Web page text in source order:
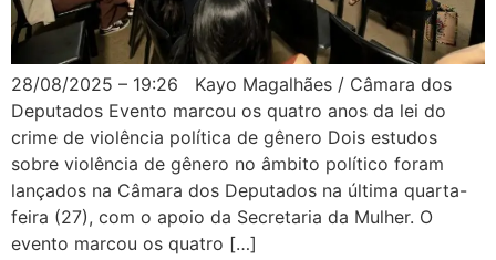
28/08/2025 – 19:26 Kayo Magalhães / Câmara dos
Deputados Evento marcou os quatro anos da lei do
crime de violência política de gênero Dois estudos
sobre violência de gênero no âmbito político foram
lançados na Câmara dos Deputados na última quarta-
feira (27), com o apoio da Secretaria da Mulher. O
evento marcou os quatro […]